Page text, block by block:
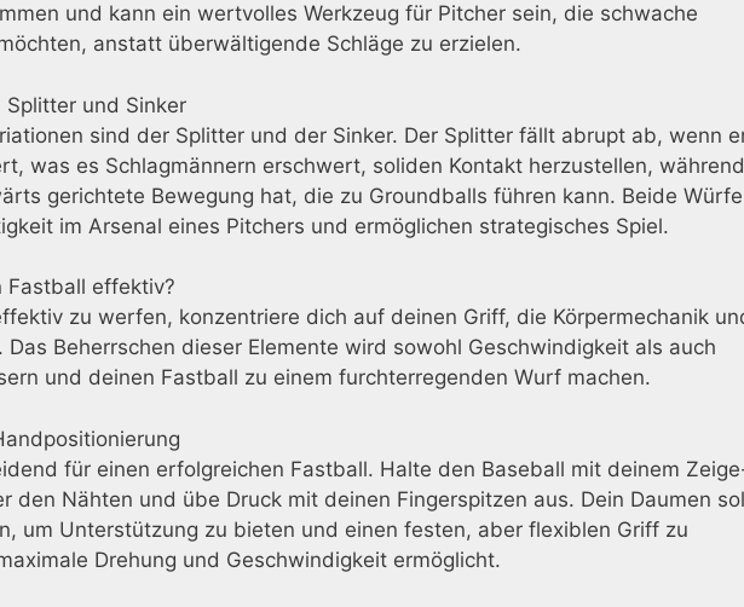
und kann ein wertvolles Werkzeug für Pitcher sein, die schwache
anstatt überwältigende Schläge zu erzielen.
und Sinker
sind der Splitter und der Sinker. Der Splitter fällt abrupt ab, wenn
was es Schlagmännern erschwert, soliden Kontakt herzustellen, während
gerichtete Bewegung hat, die zu Groundballs führen kann. Beide Würfe
im Arsenal eines Pitchers und ermöglichen strategisches Spiel.
Fastball effektiv?
zu werfen, konzentriere dich auf deinen Griff, die Körpermechanik
Beherrschen dieser Elemente wird sowohl Geschwindigkeit als auch
und deinen Fastball zu einem furchterregenden Wurf machen.
für einen erfolgreichen Fastball. Halte den Baseball mit deinem
den Nähten und übe Druck mit deinen Fingerspitzen aus. Dein Daumen
um Unterstützung zu bieten und einen festen, aber flexiblen Griff zu
Drehung und Geschwindigkeit ermöglicht.